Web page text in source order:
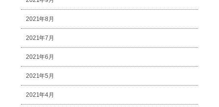
2021年8月
2021年7月
2021年6月
2021年5月
2021年4月